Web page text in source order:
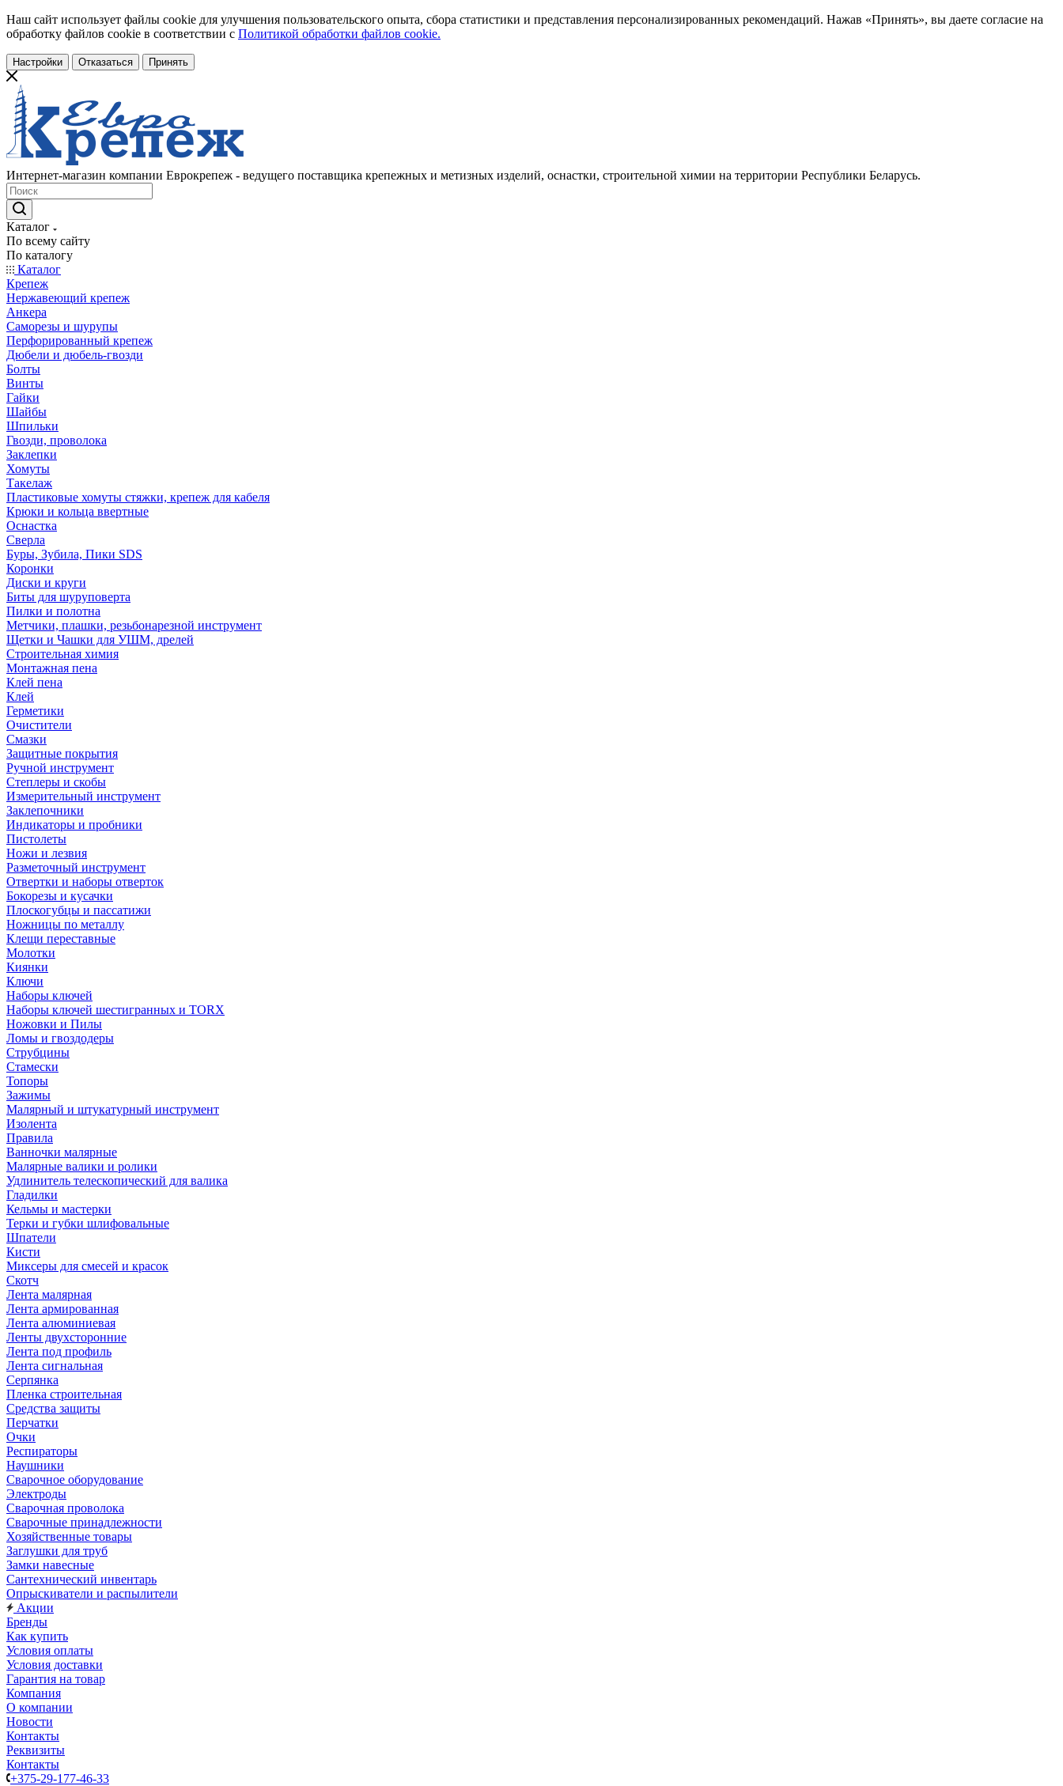
Наш сайт использует файлы cookie для улучшения пользовательского опыта, сбора статистики и представления персонализированных рекомендаций. Нажав «Принять», вы даете согласие на
обработку файлов cookie в соответствии с Политикой обработки файлов cookie.
Настройки Отказаться Принять
Интернет-магазин компании Еврокрепеж - ведущего поставщика крепежных и метизных изделий, оснастки, строительной химии на территории Республики Беларусь.
Каталог
По всему сайту
По каталогу
Каталог
Крепеж
Нержавеющий крепеж
Анкера
Саморезы и шурупы
Перфорированный крепеж
Дюбели и дюбель-гвозди
Болты
Винты
Гайки
Шайбы
Шпильки
Гвозди, проволока
Заклепки
Хомуты
Такелаж
Пластиковые хомуты стяжки, крепеж для кабеля
Крюки и кольца ввертные
Оснастка
Сверла
Буры, Зубила, Пики SDS
Коронки
Диски и круги
Биты для шуруповерта
Пилки и полотна
Метчики, плашки, резьбонарезной инструмент
Щетки и Чашки для УШМ, дрелей
Строительная химия
Монтажная пена
Клей пена
Клей
Герметики
Очистители
Смазки
Защитные покрытия
Ручной инструмент
Степлеры и скобы
Измерительный инструмент
Заклепочники
Индикаторы и пробники
Пистолеты
Ножи и лезвия
Разметочный инструмент
Отвертки и наборы отверток
Бокорезы и кусачки
Плоскогубцы и пассатижи
Ножницы по металлу
Клещи переставные
Молотки
Киянки
Ключи
Наборы ключей
Наборы ключей шестигранных и TORX
Ножовки и Пилы
Ломы и гвоздодеры
Струбцины
Стамески
Топоры
Зажимы
Малярный и штукатурный инструмент
Изолента
Правила
Ванночки малярные
Малярные валики и ролики
Удлинитель телескопический для валика
Гладилки
Кельмы и мастерки
Терки и губки шлифовальные
Шпатели
Кисти
Миксеры для смесей и красок
Скотч
Лента малярная
Лента армированная
Лента алюминиевая
Ленты двухсторонние
Лента под профиль
Лента сигнальная
Серпянка
Пленка строительная
Средства защиты
Перчатки
Очки
Респираторы
Наушники
Сварочное оборудование
Электроды
Сварочная проволока
Сварочные принадлежности
Хозяйственные товары
Заглушки для труб
Замки навесные
Сантехнический инвентарь
Опрыскиватели и распылители
Акции
Бренды
Как купить
Условия оплаты
Условия доставки
Гарантия на товар
Компания
О компании
Новости
Контакты
Реквизиты
Контакты
+375-29-177-46-33